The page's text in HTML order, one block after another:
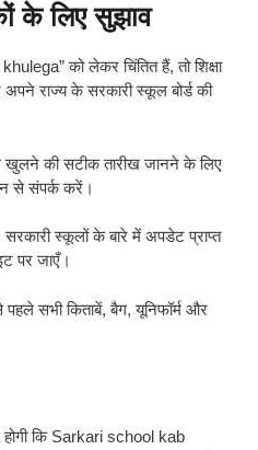
के लिए सुझाव
को लेकर चिंतित हैं, तो शिक्षा
राज्य के सरकारी स्कूल बोर्ड की
की सटीक तारीख जानने के लिए
से संपर्क करें।
सरकारी स्कूलों के बारे में अपडेट प्राप्त
पर जाएँ।
सभी किताबें, बैग, यूनिफॉर्म और
कि Sarkari school kab